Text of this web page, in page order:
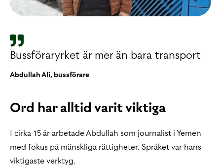
Bussföraryrket är mer än bara transport
Abdullah Ali, bussförare
Ord har alltid varit viktiga
I cirka 15 år arbetade Abdullah som journalist i Yemen
med fokus på mänskliga rättigheter. Språket var hans
viktigaste verktyg.